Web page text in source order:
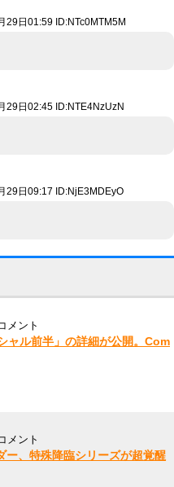
29日01:59 ID:NTc0MTM5M
29日02:45 ID:NTE4NzUzN
29日09:17 ID:NjE3MDEyO
メント
ャル前半」の詳細が公開。Com
メント
ー、特殊降臨シリーズが超覚醒